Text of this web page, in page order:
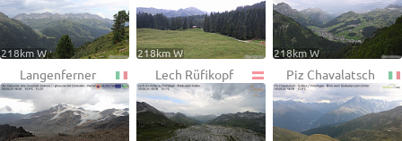
218km W 218km W 218km W
Langenferner Lech Rüfikopf Piz Chavalatsch